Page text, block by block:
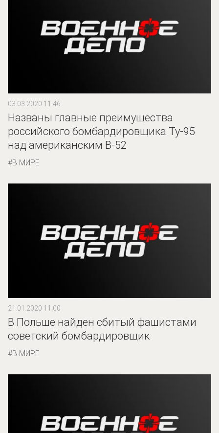
03.03.2020 11:46
Названы главные преимущества
российского бомбардировщика Ту-95
над американским B-52
В МИРЕ
21.01.2020 11:00
В Польше найден сбитый фашистами
советский бомбардировщик
В МИРЕ